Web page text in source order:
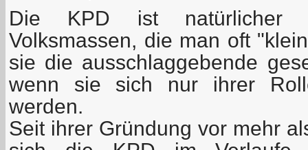
Die KPD ist natürlicher
Volksmassen, die man oft
sie die ausschlaggebende
wenn sie sich nur ihrer
werden.
Seit ihrer Gründung vor mehr